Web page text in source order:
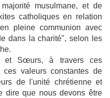
musulmane, et de
catholiques en relation
pleine communion avec
dans la charité", selon les
et Sœurs, à travers ces
valeurs constantes de
de l'unité chrétienne et
dire que nous devons être